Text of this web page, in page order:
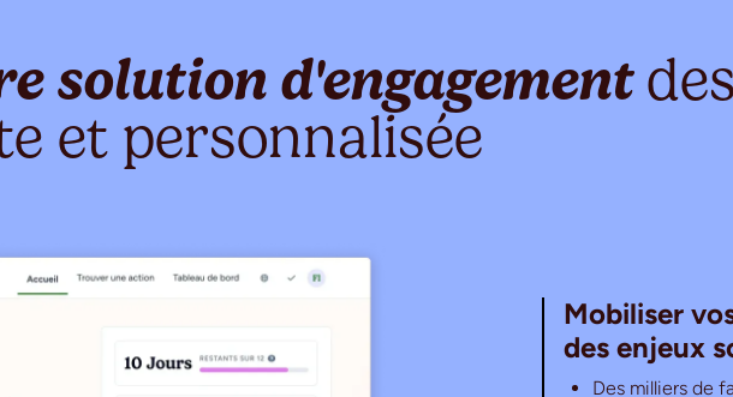
solution d'engagement des
et personnalisée
Mobiliser
des enjeux
Des milliers de